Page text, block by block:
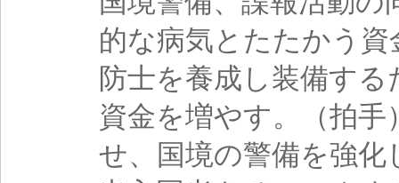
的な病気とたたかう
防士を養成し装備す
資金を増やす。（拍
せ、国境の警備を強